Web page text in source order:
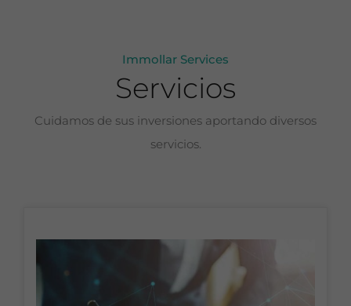
Immollar Services
Servicios
Cuidamos de sus inversiones aportando diversos
servicios.